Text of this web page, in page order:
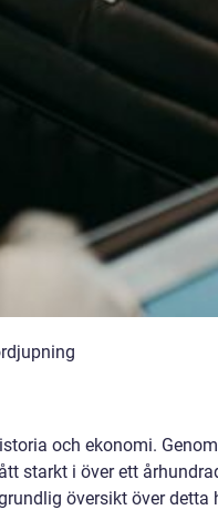
och ekonomi.
starkt i över ett
översikt över detta